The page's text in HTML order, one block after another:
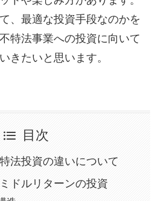
、最適な投資手段なのかを
特法事業への投資に向いて
きたいと思います。
目次
法投資の違いについて
ドルリターンの投資